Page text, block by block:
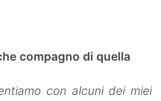
compagno di quella
con alcuni dei miei